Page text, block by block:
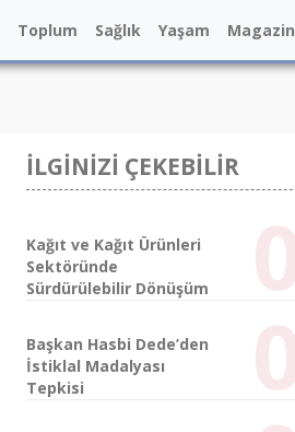
Toplum Sağlık Yaşam Magazin
İLGİNİZİ ÇEKEBİLİR
Kağıt ve Kağıt Ürünleri
Sektöründe
Sürdürülebilir Dönüşüm
Başkan Hasbi Dede’den
İstiklal Madalyası
Tepkisi